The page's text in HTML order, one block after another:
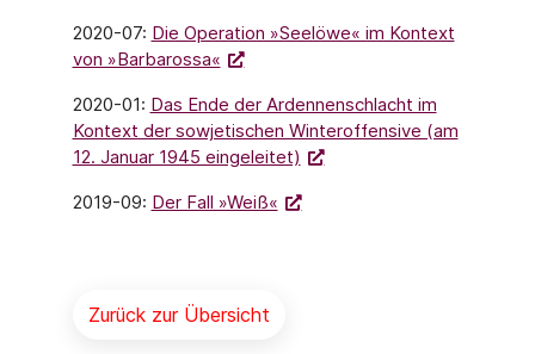
2020-07: Die Operation »Seelöwe« im Kontext
von »Barbarossa«
2020-01: Das Ende der Ardennenschlacht im
Kontext der sowjetischen Winteroffensive (am
12. Januar 1945 eingeleitet)
2019-09: Der Fall »Weiß«
Zurück zur Übersicht